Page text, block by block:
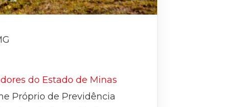
do Estado de Minas
Próprio de Previdência